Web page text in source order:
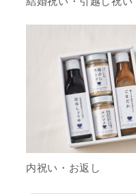
内祝い・お返し